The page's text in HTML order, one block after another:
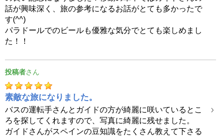
話が興味深く、旅の参考になるお話がとても多かったで
す(^^)
パラドールでのビールも優雅な気分でとても楽しめまし
た！！
投稿者
素敵な旅になりました。
バスの運転手さんとガイドの方が綺麗に咲いているとこ
ろを探してくれますので、写真に綺麗に残せました。
ガイドさんがスペインの豆知識をたくさん教えて下さる